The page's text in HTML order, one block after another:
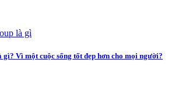
Vì một cuộc sống tốt đẹp hơn cho mọi người?